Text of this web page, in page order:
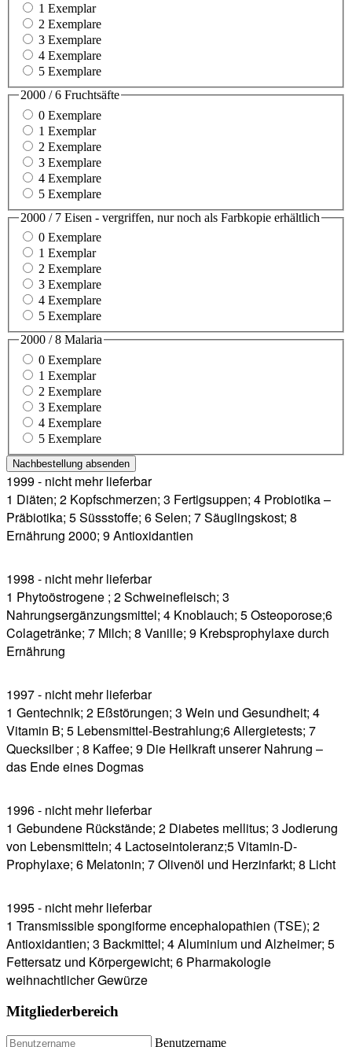
1 Exemplar
2 Exemplare
3 Exemplare
4 Exemplare
5 Exemplare
2000 / 6 Fruchtsäfte
0 Exemplare
1 Exemplar
2 Exemplare
3 Exemplare
4 Exemplare
5 Exemplare
2000 / 7 Eisen - vergriffen, nur noch als Farbkopie erhältlich
0 Exemplare
1 Exemplar
2 Exemplare
3 Exemplare
4 Exemplare
5 Exemplare
2000 / 8 Malaria
0 Exemplare
1 Exemplar
2 Exemplare
3 Exemplare
4 Exemplare
5 Exemplare
Nachbestellung absenden
1999 - nicht mehr lieferbar
1 Diäten; 2 Kopfschmerzen; 3 Fertigsuppen; 4 Probiotika –
Präbiotika; 5 Süssstoffe; 6 Selen; 7 Säuglingskost; 8
Ernährung 2000; 9 Antioxidantien
1998 - nicht mehr lieferbar
1 Phytoöstrogene ; 2 Schweinefleisch; 3
Nahrungsergänzungsmittel; 4 Knoblauch; 5 Osteoporose;6
Colagetränke; 7 Milch; 8 Vanille; 9 Krebsprophylaxe durch
Ernährung
1997 - nicht mehr lieferbar
1 Gentechnik; 2 Eßstörungen; 3 Wein und Gesundheit; 4
Vitamin B; 5 Lebensmittel-Bestrahlung;6 Allergietests; 7
Quecksilber ; 8 Kaffee; 9 Die Heilkraft unserer Nahrung –
das Ende eines Dogmas
1996 - nicht mehr lieferbar
1 Gebundene Rückstände; 2 Diabetes mellitus; 3 Jodierung
von Lebensmitteln; 4 Lactoseintoleranz;5 Vitamin-D-
Prophylaxe; 6 Melatonin; 7 Olivenöl und Herzinfarkt; 8 Licht
1995 - nicht mehr lieferbar
1 Transmissible spongiforme encephalopathien (TSE); 2
Antioxidantien; 3 Backmittel; 4 Aluminium und Alzheimer; 5
Fettersatz und Körpergewicht; 6 Pharmakologie
weihnachtlicher Gewürze
Mitgliederbereich
Benutzername